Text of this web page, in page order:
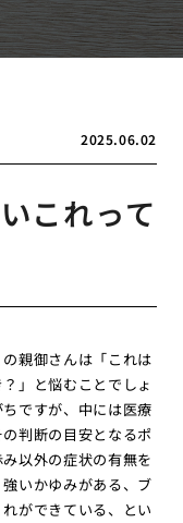
2025.06.02
これって
親御さんは「これは
」と悩むことでしょ
ですが、中には医療
判断の目安となるポ
以外の症状の有無を
いかゆみがある、ブ
ができている、とい